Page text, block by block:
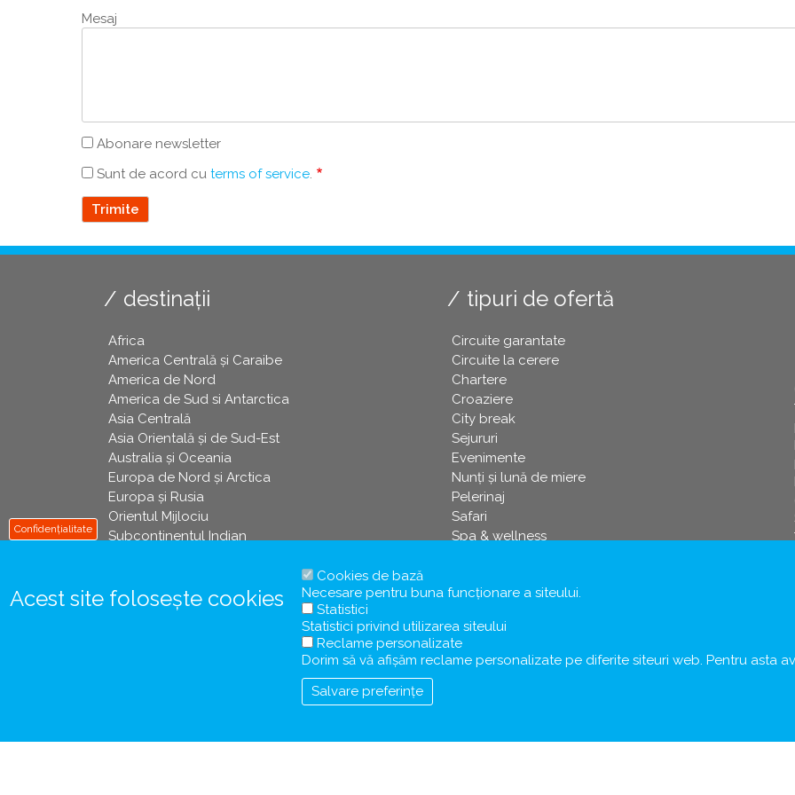
Mesaj
Abonare newsletter
Sunt de acord cu terms of service.
destinații
Africa
America Centrală și Caraibe
America de Nord
America de Sud si Antarctica
Asia Centrală
Asia Orientală și de Sud-Est
Australia și Oceania
Europa de Nord și Arctica
Europa și Rusia
Orientul Mijlociu
Subcontinentul Indian
tipuri de ofertă
Circuite garantate
Circuite la cerere
Chartere
Croaziere
City break
Sejururi
Evenimente
Nunți și lună de miere
Pelerinaj
Safari
Spa & wellness
Revelion
Confidențialitate
Acest site folosește cookies
Cookies de bază
Necesare pentru buna funcționare a siteului.
Statistici
Statistici privind utilizarea siteului
Reclame personalizate
Dorim să vă afișăm reclame personalizate pe diferite siteuri web. Pentru asta
Salvare preferințe